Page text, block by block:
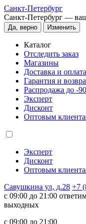
Санкт-Петербург
Санкт-Петербург —
Да, верно Изменить
Каталог
Отследить заказ
Магазины
Доставка и оплата
Гарантия и
Распродажа до -
Эксперт
Дисконт
Оптовым
Эксперт
Дисконт
Оптовым
Савушкина ул, д.28 +7
c 09:00 до 21:00
выходных
c 09:00 до 21:00